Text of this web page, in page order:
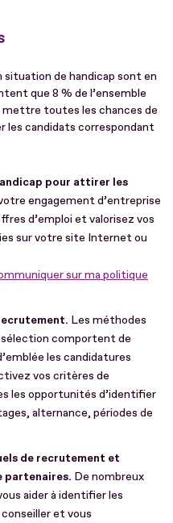
de handicap sont en
que 8 % de l’ensemble
mettre toutes les chances de
candidats correspondant
pour attirer les
engagement d’entreprise
d’emploi et valorisez vos
sur votre site Internet ou
sur ma politique
Les méthodes
comportent de
les candidatures
vos critères de
les opportunités d’identifier
alternance, périodes de
de recrutement et
partenaires. De nombreux
aider à identifier les
et vous